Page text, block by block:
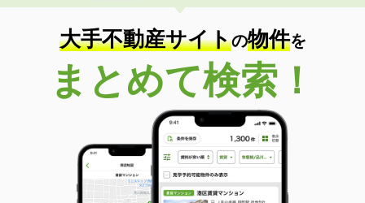
大手不動産サイトの物件を
まとめて検索！